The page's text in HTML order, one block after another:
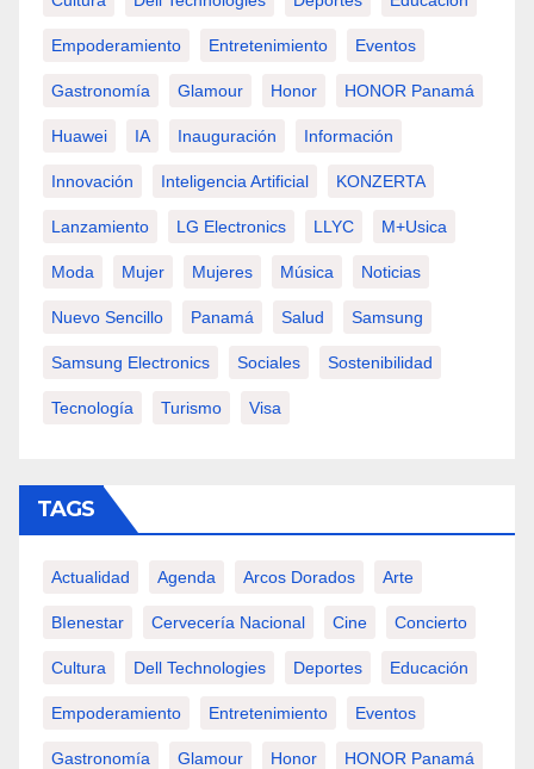
Empoderamiento Entretenimiento Eventos
Gastronomía Glamour Honor HONOR Panamá
Huawei IA Inauguración Información
Innovación Inteligencia Artificial KONZERTA
Lanzamiento LG Electronics LLYC M+usica
Moda Mujer Mujeres Música Noticias
Nuevo Sencillo Panamá Salud Samsung
Samsung Electronics Sociales Sostenibilidad
Tecnología Turismo Visa
TAGS
Actualidad Agenda Arcos Dorados Arte
BIenestar Cervecería Nacional Cine Concierto
Cultura Dell Technologies Deportes Educación
Empoderamiento Entretenimiento Eventos
Gastronomía Glamour Honor HONOR Panamá